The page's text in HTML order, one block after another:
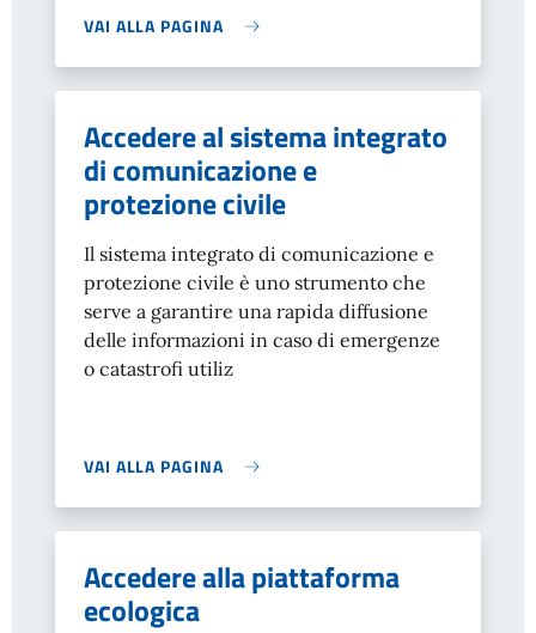
VAI ALLA PAGINA
Accedere al sistema integrato
di comunicazione e
protezione civile
Il sistema integrato di comunicazione e
protezione civile è uno strumento che
serve a garantire una rapida diffusione
delle informazioni in caso di emergenze
o catastrofi utiliz
VAI ALLA PAGINA
Accedere alla piattaforma
ecologica